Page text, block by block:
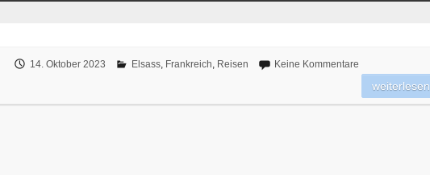
14. Oktober 2023 Elsass, Frankreich, Reisen Keine Kommentare
weiterlesen